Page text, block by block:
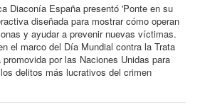
Diaconía España presentó 'Ponte en su
diseñada para mostrar cómo operan
y ayudar a prevenir nuevas víctimas.
el marco del Día Mundial contra la Trata
por las Naciones Unidas para
delitos más lucrativos del crimen